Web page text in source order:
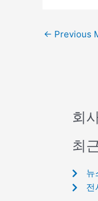
← Previous
회
최
뉴
전